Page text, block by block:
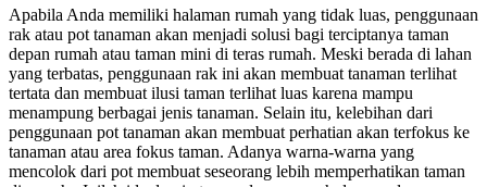
Apabila Anda memiliki halaman rumah yang tidak luas, penggunaan
rak atau pot tanaman akan menjadi solusi bagi terciptanya taman
depan rumah atau taman mini di teras rumah. Meski berada di lahan
yang terbatas, penggunaan rak ini akan membuat tanaman terlihat
tertata dan membuat ilusi taman terlihat luas karena mampu
menampung berbagai jenis tanaman. Selain itu, kelebihan dari
penggunaan pot tanaman akan membuat perhatian akan terfokus ke
tanaman atau area fokus taman. Adanya warna-warna yang
mencolok dari pot membuat seseorang lebih memperhatikan taman